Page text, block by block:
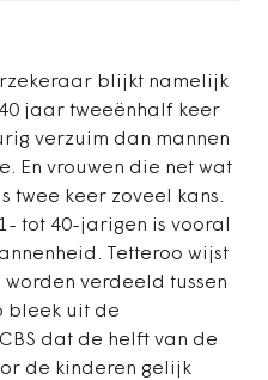
blijkt namelijk
jaar tweeënhalf keer
verzuim dan mannen
En vrouwen die net wat
twee keer zoveel kans.
tot 40-jarigen is vooral
Tetteroo wijst
verdeeld tussen
bleek uit de
dat de helft van de
de kinderen gelijk